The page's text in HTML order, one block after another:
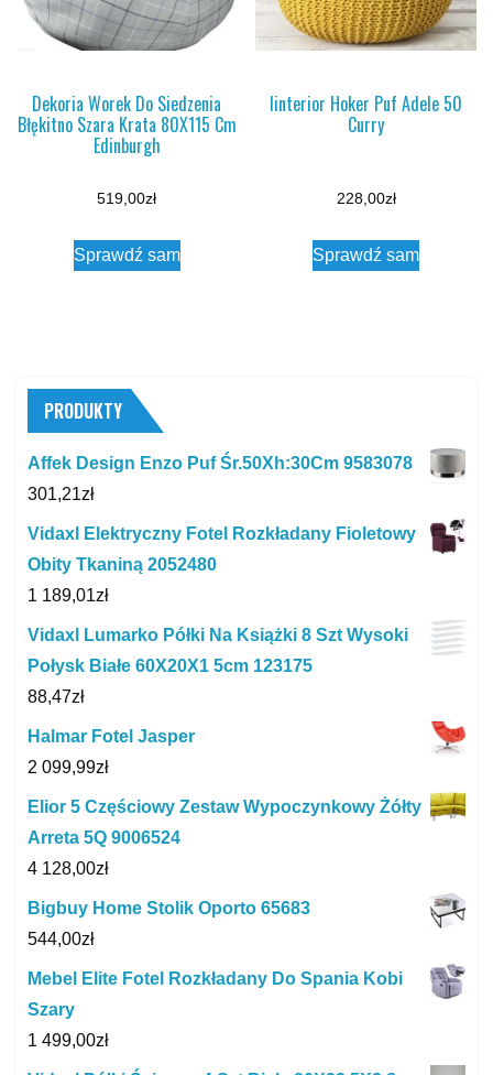
Dekoria Worek Do Siedzenia
Błękitno Szara Krata 80X115 Cm
Edinburgh
519,00zł
Sprawdź sam
Iinterior Hoker Puf Adele 50
Curry
228,00zł
Sprawdź sam
PRODUKTY
Affek Design Enzo Puf Śr.50Xh:30Cm 9583078
301,21zł
Vidaxl Elektryczny Fotel Rozkładany Fioletowy
Obity Tkaniną 2052480
1 189,01zł
Vidaxl Lumarko Półki Na Książki 8 Szt Wysoki
Połysk Białe 60X20X1 5cm 123175
88,47zł
Halmar Fotel Jasper
2 099,99zł
Elior 5 Częściowy Zestaw Wypoczynkowy Żółty
Arreta 5Q 9006524
4 128,00zł
Bigbuy Home Stolik Oporto 65683
544,00zł
Mebel Elite Fotel Rozkładany Do Spania Kobi
Szary
1 499,00zł